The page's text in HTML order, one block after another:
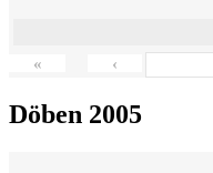
« ‹
Döben 2005